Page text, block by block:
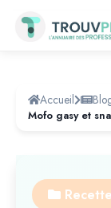
Accueil